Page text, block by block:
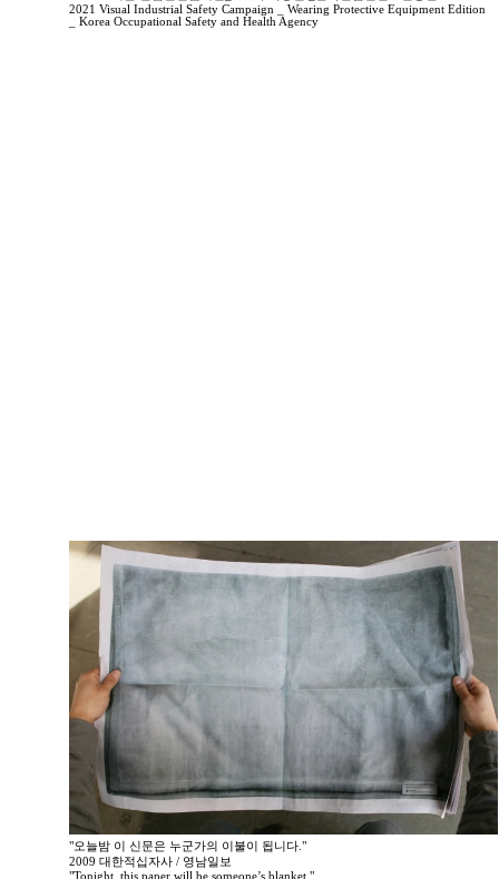
2021 Visual Industrial Safety Campaign _ Wearing Protective Equipment Edition
_ Korea Occupational Safety and Health Agency
"오늘밤 이 신문은 누군가의 이불이 됩니다."
2009 대한적십자사 / 영남일보
"Tonight, this paper will be someone’s blanket."